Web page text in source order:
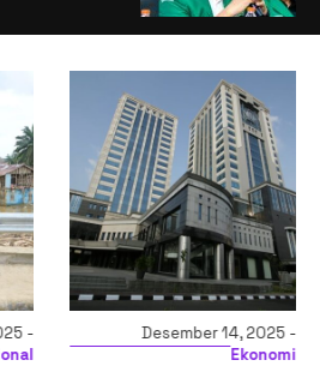
-
Desember 14, 2025 -
Ekonomi